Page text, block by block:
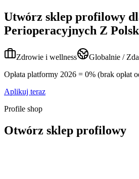
Utwórz sklep profilowy
Perioperacyjnych Z
Zdrowie i wellness Globalnie /
Opłata platformy 2026 = 0% (brak opłat
Aplikuj teraz
Profile shop
Otwórz sklep profilowy